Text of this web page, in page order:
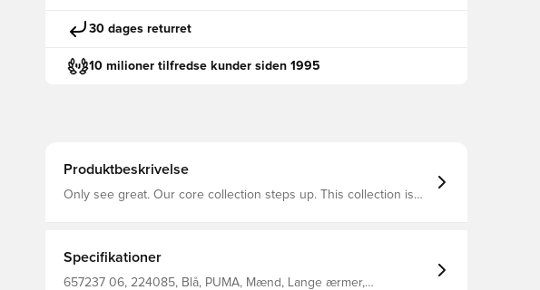
30 dages returret
10 milioner tilfredse kunder siden 1995
Produktbeskrivelse
Only see great. Our core collection steps up. This collection is
Specifikationer
657237 06, 224085, Blå, PUMA, Mænd, Lange ærmer,